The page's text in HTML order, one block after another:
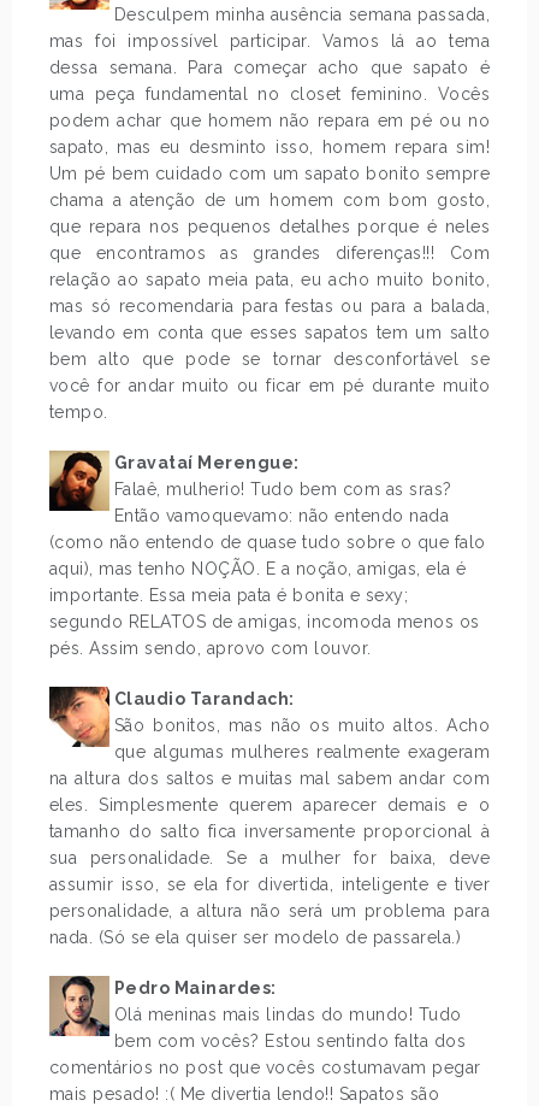
Desculpem minha ausência semana passada,
mas foi impossível participar. Vamos lá ao tema
dessa semana. Para começar acho que sapato é
uma peça fundamental no closet feminino. Vocês
podem achar que homem não repara em pé ou no
sapato, mas eu desminto isso, homem repara sim!
Um pé bem cuidado com um sapato bonito sempre
chama a atenção de um homem com bom gosto,
que repara nos pequenos detalhes porque é neles
que encontramos as grandes diferenças!!! Com
relação ao sapato meia pata, eu acho muito bonito,
mas só recomendaria para festas ou para a balada,
levando em conta que esses sapatos tem um salto
bem alto que pode se tornar desconfortável se
você for andar muito ou ficar em pé durante muito
tempo.
Gravataí Merengue:
Falaê, mulherio! Tudo bem com as sras?
Então vamoquevamo: não entendo nada
(como não entendo de quase tudo sobre o que falo
aqui), mas tenho NOÇÃO. E a noção, amigas, ela é
importante. Essa meia pata é bonita e sexy;
segundo RELATOS de amigas, incomoda menos os
pés. Assim sendo, aprovo com louvor.
Claudio Tarandach:
São bonitos, mas não os muito altos. Acho
que algumas mulheres realmente exageram
na altura dos saltos e muitas mal sabem andar com
eles. Simplesmente querem aparecer demais e o
tamanho do salto fica inversamente proporcional à
sua personalidade. Se a mulher for baixa, deve
assumir isso, se ela for divertida, inteligente e tiver
personalidade, a altura não será um problema para
nada. (Só se ela quiser ser modelo de passarela.)
Pedro Mainardes:
Olá meninas mais lindas do mundo! Tudo
bem com vocês? Estou sentindo falta dos
comentários no post que vocês costumavam pegar
mais pesado! :( Me divertia lendo!! Sapatos são